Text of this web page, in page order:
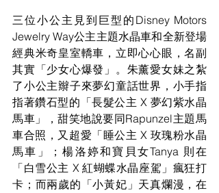
三位小公主見到巨型的Disney Motors
Jewelry Way公主主題水晶車和全新登場
經典米奇皇室轎車，立即心心眼，名副
其實「少女心爆發」。朱薰愛女妹之紮
了小公主辮子來夢幻童話世界，小手指
指著鑽石型的「長髮公主 X 夢幻紫水晶
馬車」，甜笑地說要同Rapunzel主題馬
車合照，又超愛「睡公主 X 玫瑰粉水晶
馬車」；楊洛婷和寶貝女Tanya 則在
「白雪公主 X 紅蝴蝶水晶座駕」瘋狂打
卡；而兩歲的「小黃妃」天真爛漫，在